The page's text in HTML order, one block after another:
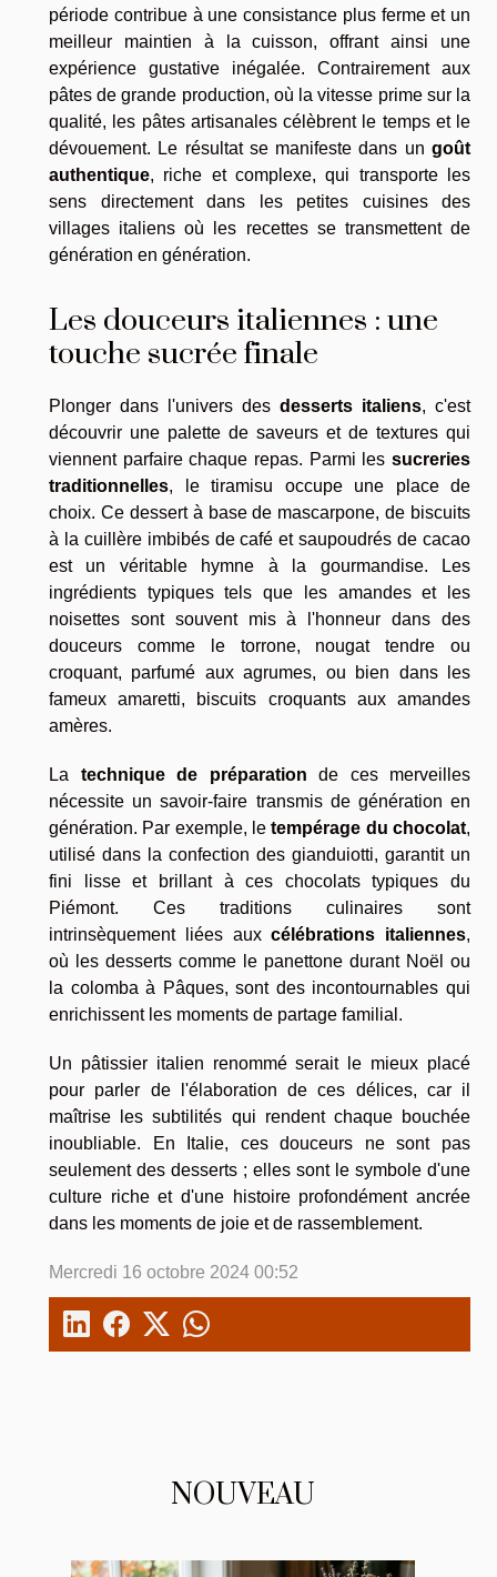
NOUVEAU
période contribue à une consistance plus ferme et un
meilleur maintien à la cuisson, offrant ainsi une
expérience gustative inégalée. Contrairement aux
pâtes de grande production, où la vitesse prime sur la
qualité, les pâtes artisanales célèbrent le temps et le
dévouement. Le résultat se manifeste dans un goût
authentique, riche et complexe, qui transporte les
sens directement dans les petites cuisines des
villages italiens où les recettes se transmettent de
génération en génération.
Les douceurs italiennes : une
touche sucrée finale
Plonger dans l'univers des desserts italiens, c'est
découvrir une palette de saveurs et de textures qui
viennent parfaire chaque repas. Parmi les sucreries
traditionnelles, le tiramisu occupe une place de
choix. Ce dessert à base de mascarpone, de biscuits
à la cuillère imbibés de café et saupoudrés de cacao
est un véritable hymne à la gourmandise. Les
ingrédients typiques tels que les amandes et les
noisettes sont souvent mis à l'honneur dans des
douceurs comme le torrone, nougat tendre ou
croquant, parfumé aux agrumes, ou bien dans les
fameux amaretti, biscuits croquants aux amandes
amères.
La technique de préparation de ces merveilles
nécessite un savoir-faire transmis de génération en
génération. Par exemple, letempérage du chocolat,
utilisé dans la confection des gianduiotti, garantit un
fini lisse et brillant à ces chocolats typiques du
Piémont. Ces traditions culinaires sont
intrinsèquement liées auxcélébrations italiennes,
où les desserts comme le panettone durant Noël ou
la colomba à Pâques, sont des incontournables qui
enrichissent les moments de partage familial.
Un pâtissier italien renommé serait le mieux placé
pour parler de l'élaboration de ces délices, car il
maîtrise les subtilités qui rendent chaque bouchée
inoubliable. En Italie, ces douceurs ne sont pas
seulement des desserts ; elles sont le symbole d'une
culture riche et d'une histoire profondément ancrée
dans les moments de joie et de rassemblement.
Mercredi 16 octobre 2024 00:52